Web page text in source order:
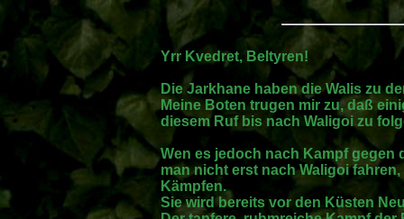
Yrr Kvedret, Beltyren!
Die Jarkhane haben die Walis zu
Meine Boten trugen mir zu, daß
diesem Ruf bis nach Waligoi zu
Wen es jedoch nach Kampf gegen
man nicht erst nach Waligoi
Kämpfen.
Sie wird bereits vor den Küsten